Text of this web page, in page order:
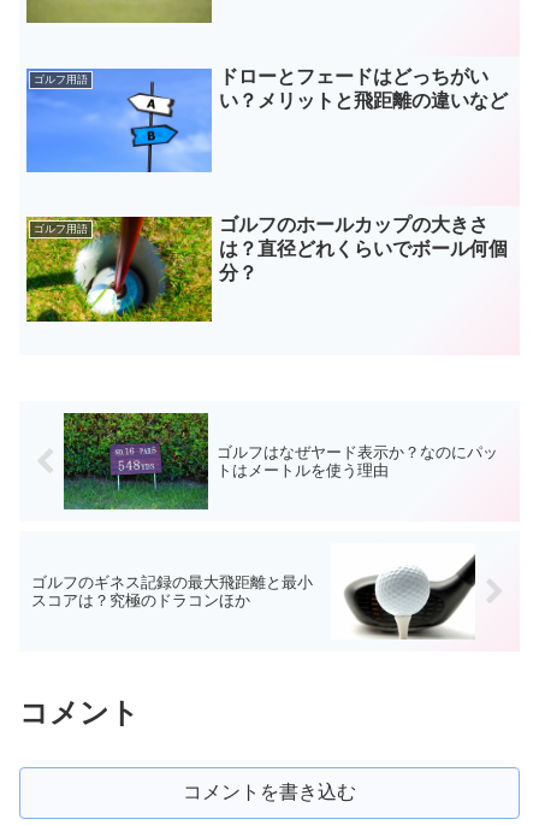
ゴルフ用語
ドローとフェードはどっちがい
い？メリットと飛距離の違いなど
ゴルフ用語
ゴルフのホールカップの大きさ
は？直径どれくらいでボール何個
分？
ゴルフはなぜヤード表示か？なのにパッ
トはメートルを使う理由
ゴルフのギネス記録の最大飛距離と最小
スコアは？究極のドラコンほか
コメント
コメントを書き込む